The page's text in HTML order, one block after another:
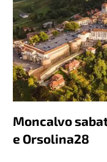
Moncalvo
e Orsolina28